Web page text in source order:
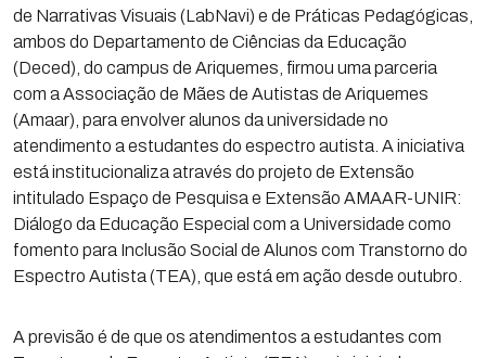
de Narrativas Visuais (LabNavi) e de Práticas Pedagógicas,
ambos do Departamento de Ciências da Educação
(Deced), do campus de Ariquemes, firmou uma parceria
com a Associação de Mães de Autistas de Ariquemes
(Amaar), para envolver alunos da universidade no
atendimento a estudantes do espectro autista. A iniciativa
está institucionaliza através do projeto de Extensão
intitulado Espaço de Pesquisa e Extensão AMAAR-UNIR:
Diálogo da Educação Especial com a Universidade como
fomento para Inclusão Social de Alunos com Transtorno do
Espectro Autista (TEA), que está em ação desde outubro.
A previsão é de que os atendimentos a estudantes com